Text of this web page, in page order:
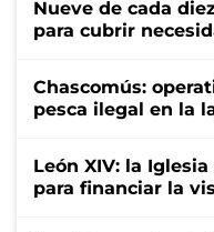
Nueve de cada
para cubrir
Chascomús:
pesca ilegal en la
León XIV: la
para financiar la